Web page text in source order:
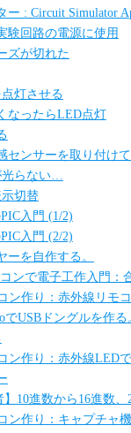
ー : Circuit Simulator
験回路の電源に使用
ズが切れた
灯させる
なったらLED点灯
センサーを取り付けて
らない…
切替
入門 (1/2)
入門 (2/2)
ーを自作する。
ンで電子工作入門：
ン作り：赤外線リモ
USBドングルを作る
ン作り：赤外線LED
10進数から16進数
ン作り：キャプチャ